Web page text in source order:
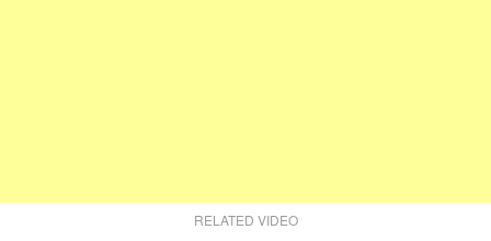
RELATED VIDEO